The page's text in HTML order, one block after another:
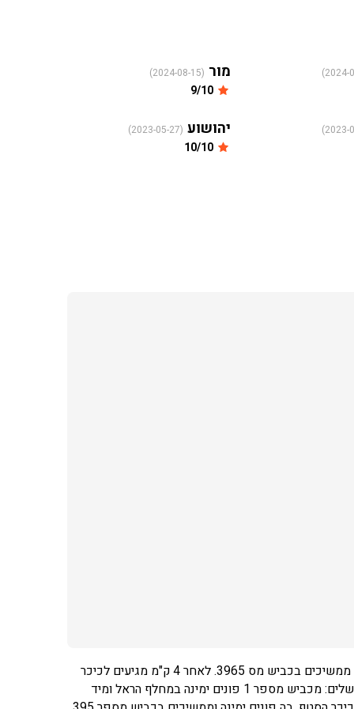
מור (2024-08-15)
9/10
יהושוע (2023-05-27)
10/10
למגיעים מת"א: מכביש מספר 1 פונים ימינה במחלף הראל (מבשרת ציון) ומיד ימינה. ממשיכים בכביש מס 3965. לאחר 4 ק"מ מגיעים לכיכר
הסטף, בה פונים ימינה וממשיכים בכביש מספר 395 עד לקיבוץ צובה. למגיעים מירושלים: מכביש מספר 1 פונים ימינה במחלף הראל ומיד